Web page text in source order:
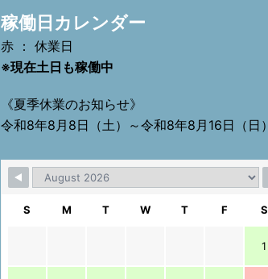
稼働日カレンダー
赤 ： 休業日
※現在土日も稼働中
《夏季休業のお知らせ》
令和8年8月8日（土）～令和8年8月16日（日）
S M T W T F S
1